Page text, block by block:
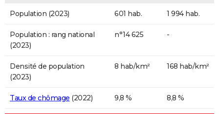
Population (2023) 601 hab. 1 994 hab.
Population : rang national
(2023)
n°14 625 -
Densité de population
(2023)
8 hab/km² 168 hab/km²
Taux de chômage (2022) 9,8 % 8,8 %